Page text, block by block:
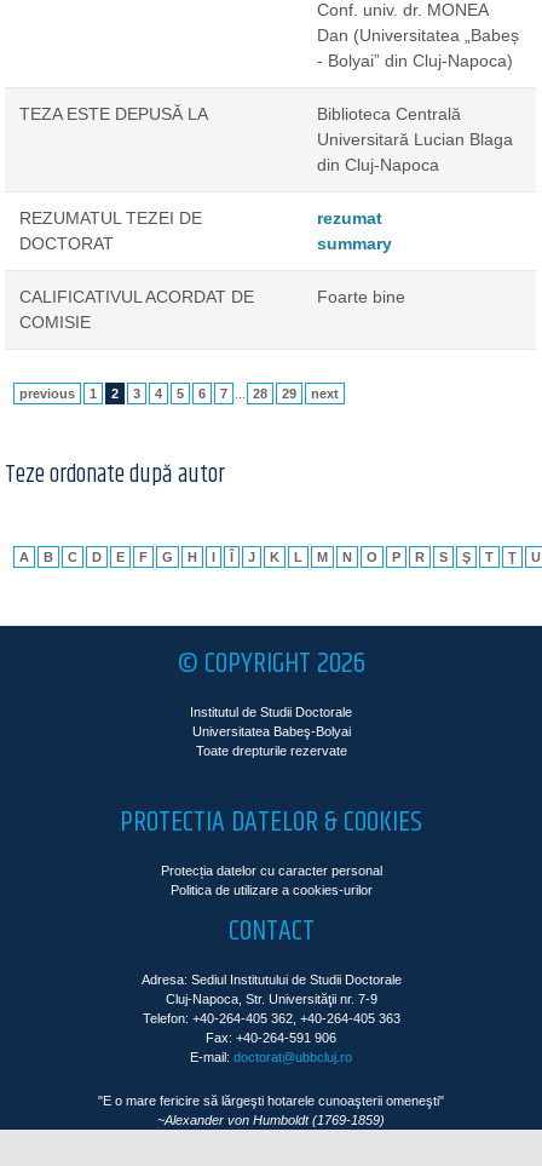
Conf. univ. dr. MONEA
Dan (Universitatea „Babeș
- Bolyai” din Cluj-Napoca)
TEZA ESTE DEPUSĂ LA
Biblioteca Centrală
Universitară Lucian Blaga
din Cluj-Napoca
REZUMATUL TEZEI DE
DOCTORAT
rezumat
summary
CALIFICATIVUL ACORDAT DE
COMISIE
Foarte bine
previous 1 2 3 4 5 6 7 28 29 next
Teze ordonate după autor
A B C D E F G H I Î J K L M N O P R S Ş T Ţ U
© COPYRIGHT 2026
Institutul de Studii Doctorale
Universitatea Babeş-Bolyai
Toate drepturile rezervate
PROTECTIA DATELOR & COOKIES
Protecția datelor cu caracter personal
Politica de utilizare a cookies-urilor
CONTACT
Adresa: Sediul Institutului de Studii Doctorale
Cluj-Napoca, Str. Universităţii nr. 7-9
Telefon: +40-264-405 362, +40-264-405 363
Fax: +40-264-591 906
E-mail: doctorat@ubbcluj.ro
"E o mare fericire să lărgeşti hotarele cunoaşterii omeneşti"
~Alexander von Humboldt (1769-1859)